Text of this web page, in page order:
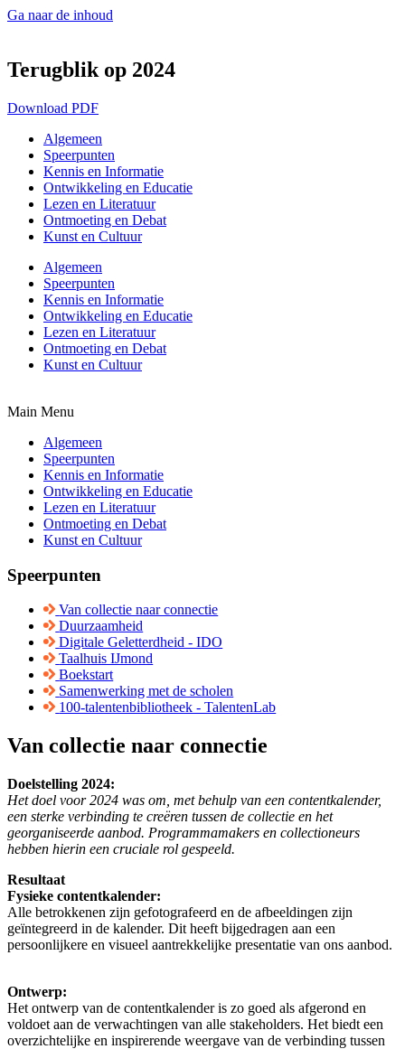
Ga naar de inhoud
Terugblik op 2024
Download PDF
Algemeen
Speerpunten
Kennis en Informatie
Ontwikkeling en Educatie
Lezen en Literatuur
Ontmoeting en Debat
Kunst en Cultuur
Algemeen
Speerpunten
Kennis en Informatie
Ontwikkeling en Educatie
Lezen en Literatuur
Ontmoeting en Debat
Kunst en Cultuur
Main Menu
Algemeen
Speerpunten
Kennis en Informatie
Ontwikkeling en Educatie
Lezen en Literatuur
Ontmoeting en Debat
Kunst en Cultuur
Speerpunten
Van collectie naar connectie
Duurzaamheid
Digitale Geletterdheid - IDO
Taalhuis IJmond
Boekstart
Samenwerking met de scholen
100-talentenbibliotheek - TalentenLab
Van collectie naar connectie
Doelstelling 2024:
Het doel voor 2024 was om, met behulp van een contentkalender,
een sterke verbinding te creëren tussen de collectie en het
georganiseerde aanbod. Programmamakers en collectioneurs
hebben hierin een cruciale rol gespeeld.
Resultaat
Fysieke contentkalender:
Alle betrokkenen zijn gefotografeerd en de afbeeldingen zijn
geïntegreerd in de kalender. Dit heeft bijgedragen aan een
persoonlijkere en visueel aantrekkelijke presentatie van ons aanbod.
Ontwerp:
Het ontwerp van de contentkalender is zo goed als afgerond en
voldoet aan de verwachtingen van alle stakeholders. Het biedt een
overzichtelijke en inspirerende weergave van de verbinding tussen